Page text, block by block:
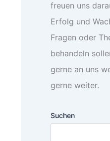
freuen uns
Erfolg und
Fragen oder
behandeln
gerne an uns
gerne weiter.
Suchen